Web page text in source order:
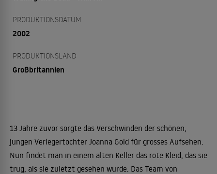
PRODUKTIONSDATUM
2002
PRODUKTIONSLAND
Großbritannien
13 Jahre zuvor sorgte das Verschwinden der schönen,
jungen Verlegertochter Joanna Gold für grosses Aufsehen.
Nun findet man in einem alten Keller das rote Kleid, das sie
trug, als sie zuletzt gesehen wurde. Das Team von